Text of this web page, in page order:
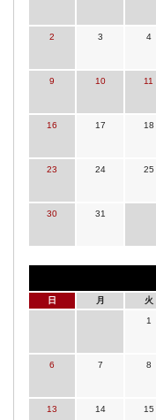
2 3 4
9 10 11
16 17 18
23 24 25
30 31
日 月 火
1
6 7 8
13 14 15